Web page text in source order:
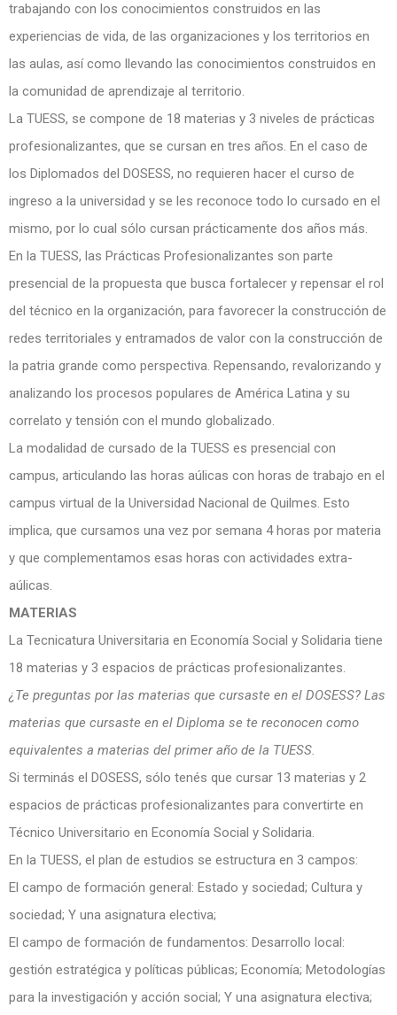
trabajando con los conocimientos construidos en las
experiencias de vida, de las organizaciones y los territorios en
las aulas, así como llevando las conocimientos construidos en
la comunidad de aprendizaje al territorio.
La TUESS, se compone de 18 materias y 3 niveles de prácticas
profesionalizantes, que se cursan en tres años. En el caso de
los Diplomados del DOSESS, no requieren hacer el curso de
ingreso a la universidad y se les reconoce todo lo cursado en el
mismo, por lo cual sólo cursan prácticamente dos años más.
En la TUESS, las Prácticas Profesionalizantes son parte
presencial de la propuesta que busca fortalecer y repensar el rol
del técnico en la organización, para favorecer la construcción de
redes territoriales y entramados de valor con la construcción de
la patria grande como perspectiva. Repensando, revalorizando y
analizando los procesos populares de América Latina y su
correlato y tensión con el mundo globalizado.
La modalidad de cursado de la TUESS es presencial con
campus, articulando las horas aúlicas con horas de trabajo en el
campus virtual de la Universidad Nacional de Quilmes. Esto
implica, que cursamos una vez por semana 4 horas por materia
y que complementamos esas horas con actividades extra-
aúlicas.
MATERIAS
La Tecnicatura Universitaria en Economía Social y Solidaria tiene
18 materias y 3 espacios de prácticas profesionalizantes.
¿Te preguntas por las materias que cursaste en el DOSESS? Las
materias que cursaste en el Diploma se te reconocen como
equivalentes a materias del primer año de la TUESS.
Si terminás el DOSESS, sólo tenés que cursar 13 materias y 2
espacios de prácticas profesionalizantes para convertirte en
Técnico Universitario en Economía Social y Solidaria.
En la TUESS, el plan de estudios se estructura en 3 campos:
El campo de formación general: Estado y sociedad; Cultura y
sociedad; Y una asignatura electiva;
El campo de formación de fundamentos: Desarrollo local:
gestión estratégica y políticas públicas; Economía; Metodologías
para la investigación y acción social; Y una asignatura electiva;